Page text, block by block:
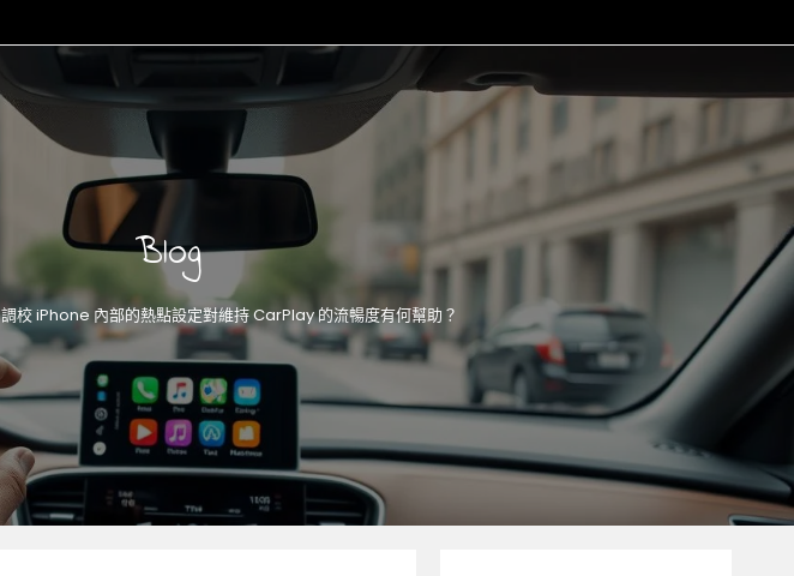
Blog
調校 iPhone 內部的熱點設定對維持 CarPlay 的流暢度有何幫助？